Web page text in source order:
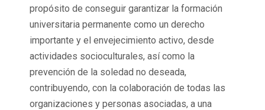
propósito de conseguir garantizar la formación
universitaria permanente como un derecho
importante y el envejecimiento activo, desde
actividades socioculturales, así como la
prevención de la soledad no deseada,
contribuyendo, con la colaboración de todas las
organizaciones y personas asociadas, a una